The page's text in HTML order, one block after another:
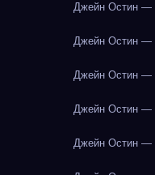
Джейн Остин —
Джейн Остин —
Джейн Остин —
Джейн Остин —
Джейн Остин —